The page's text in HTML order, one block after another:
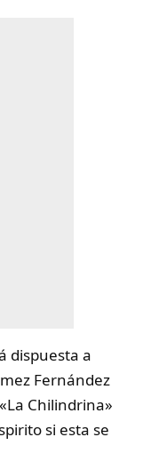
dispuesta a
Fernández
Chilindrina»
si esta se